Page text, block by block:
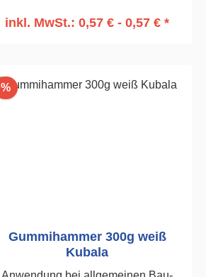
inkl. MwSt.: 0,57 € - 0,57 € *
%Rabatt
Gummihammer 300g weiß
Kubala